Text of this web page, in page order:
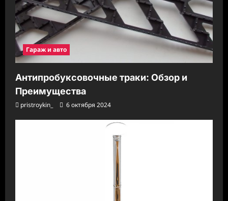
Гараж и авто
Антипробуксовочные траки: Обзор и
Преимущества
pristroykin_ 6 октября 2024